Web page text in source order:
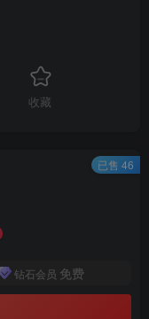
收藏
钻石会员 免费
已售 46